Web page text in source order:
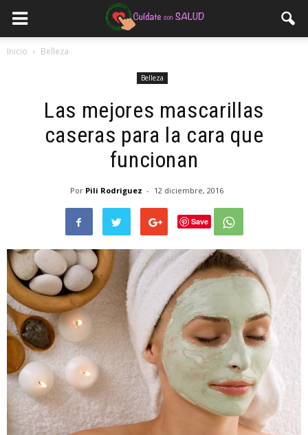
Inicio Belleza
Belleza
Las mejores mascarillas
caseras para la cara que
funcionan
Por Pili Rodriguez - 12 diciembre, 2016
Save